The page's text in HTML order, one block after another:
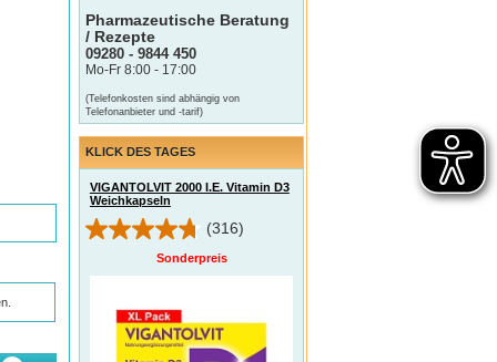
Pharmazeutische Beratung
/ Rezepte
09280 - 9844 450
Mo-Fr 8:00 - 17:00
(Telefonkosten sind abhängig von
Telefonanbieter und -tarif)
KLICK DES TAGES
VIGANTOLVIT 2000 I.E. Vitamin D3
Weichkapseln
(316)
Sonderpreis